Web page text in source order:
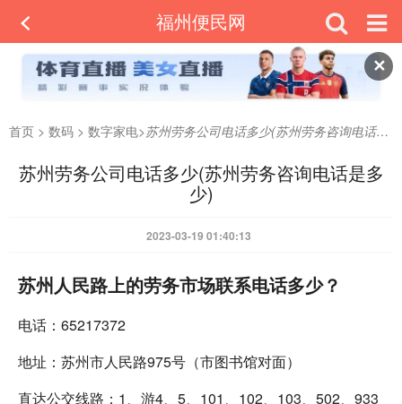
✕
福州便民网
首页 > 数码 > 数字家电>苏州劳务公司电话多少(苏州劳务咨询电话是多少)
苏州劳务公司电话多少(苏州劳务咨询电话是多
少)
2023-03-19 01:40:13
苏州人民路上的劳务市场联系电话多少？
电话：65217372
地址：苏州市人民路975号（市图书馆对面）
直达公交线路：1、游4、5、101、102、103、502、933